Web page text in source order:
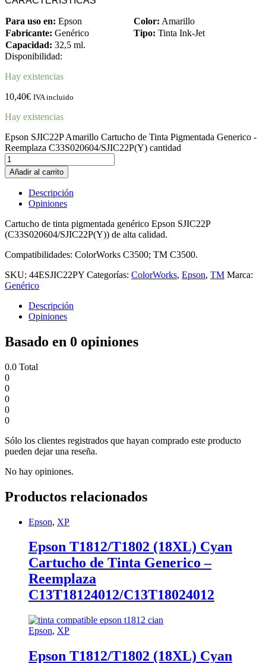
Para uso en: Epson Color: Amarillo
Fabricante: Genérico Tipo: Tinta Ink-Jet
Capacidad: 32,5 ml.
Disponibilidad:
Hay existencias
10,40€ IVA incluido
Hay existencias
Epson SJIC22P Amarillo Cartucho de Tinta Pigmentada Generico -
Reemplaza C33S020604/SJIC22P(Y) cantidad
Añadir al carrito
Descripción
Opiniones
Cartucho de tinta pigmentada genérico Epson SJIC22P
(C33S020604/SJIC22P(Y)) de alta calidad.
Compatibilidades: ColorWorks C3500; TM C3500.
SKU: 44ESJIC22PY Categorías: ColorWorks, Epson, TM Marca:
Genérico
Descripción
Opiniones
Basado en 0 opiniones
0.0 Total
0
0
0
0
0
Sólo los clientes registrados que hayan comprado este producto
pueden dejar una reseña.
No hay opiniones.
Productos relacionados
Epson, XP
Epson T1812/T1802 (18XL) Cyan
Cartucho de Tinta Generico –
Reemplaza
C13T18124012/C13T18024012
Epson, XP
Epson T1812/T1802 (18XL) Cyan